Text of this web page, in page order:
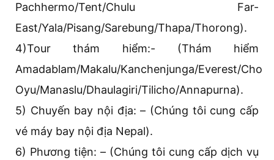
Pachhermo/Tent/Chulu Far-
East/Yala/Pisang/Sarebung/Thapa/Thorong).
4)Tour thám hiểm:- (Thám hiểm
Amadablam/Makalu/Kanchenjunga/Everest/Cho
Oyu/Manaslu/Dhaulagiri/Tilicho/Annapurna).
5) Chuyến bay nội địa: – (Chúng tôi cung cấp
vé máy bay nội địa Nepal).
6) Phương tiện: – (Chúng tôi cung cấp dịch vụ